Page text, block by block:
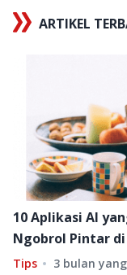
ARTIKEL
10 Aplikasi AI
Ngobrol Pintar di
Tips 3 bulan